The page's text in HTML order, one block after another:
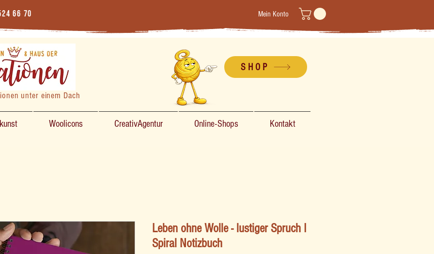
66 70 Mein Konto
unter einem Dach
SHOP
Woolicons CreativAgentur Online-Shops Kontakt
Leben ohne Wolle - lustiger Spruch I
Spiral Notizbuch